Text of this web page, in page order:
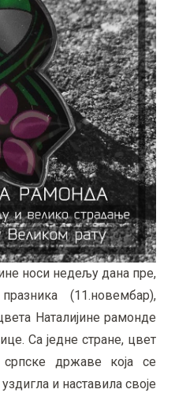
носи недељу дана пре,
(11.новембар),
Наталијине рамонде
Са једне стране, цвет
српске државе која се
и наставила своје